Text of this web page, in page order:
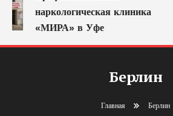
наркологическая клиника
«МИРА» в Уфе
Берлин
Главная Берлин